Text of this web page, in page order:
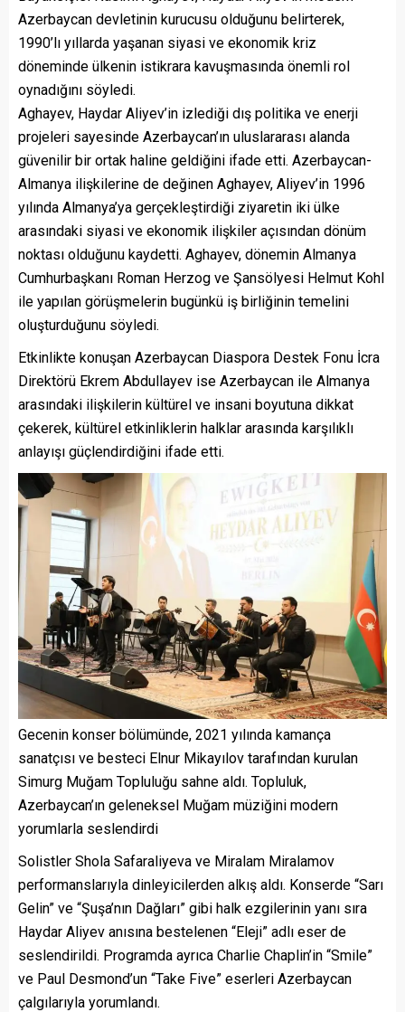
Azerbaycan devletinin kurucusu olduğunu belirterek,
1990’lı yıllarda yaşanan siyasi ve ekonomik kriz
döneminde ülkenin istikrara kavuşmasında önemli rol
oynadığını söyledi.
Aghayev, Haydar Aliyev’in izlediği dış politika ve enerji
projeleri sayesinde Azerbaycan’ın uluslararası alanda
güvenilir bir ortak haline geldiğini ifade etti. Azerbaycan-
Almanya ilişkilerine de değinen Aghayev, Aliyev’in 1996
yılında Almanya’ya gerçekleştirdiği ziyaretin iki ülke
arasındaki siyasi ve ekonomik ilişkiler açısından dönüm
noktası olduğunu kaydetti. Aghayev, dönemin Almanya
Cumhurbaşkanı Roman Herzog ve Şansölyesi Helmut Kohl
ile yapılan görüşmelerin bugünkü iş birliğinin temelini
oluşturduğunu söyledi.
Etkinlikte konuşan Azerbaycan Diaspora Destek Fonu İcra
Direktörü Ekrem Abdullayev ise Azerbaycan ile Almanya
arasındaki ilişkilerin kültürel ve insani boyutuna dikkat
çekerek, kültürel etkinliklerin halklar arasında karşılıklı
anlayışı güçlendirdiğini ifade etti.
Gecenin konser bölümünde, 2021 yılında kamança
sanatçısı ve besteci Elnur Mikayılov tarafından kurulan
Simurg Muğam Topluluğu sahne aldı. Topluluk,
Azerbaycan’ın geleneksel Muğam müziğini modern
yorumlarla seslendirdi
Solistler Shola Safaraliyeva ve Miralam Miralamov
performanslarıyla dinleyicilerden alkış aldı. Konserde “Sarı
Gelin” ve “Şuşa’nın Dağları” gibi halk ezgilerinin yanı sıra
Haydar Aliyev anısına bestelenen “Eleji” adlı eser de
seslendirildi. Programda ayrıca Charlie Chaplin’in “Smile”
ve Paul Desmond’un “Take Five” eserleri Azerbaycan
çalgılarıyla yorumlandı.